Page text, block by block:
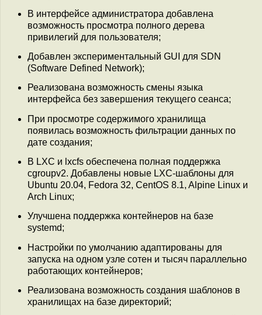
В интерфейсе администратора добавлена
возможность просмотра полного дерева
привилегий для пользователя;
Добавлен экспериментальный GUI для SDN
(Software Defined Network);
Реализована возможность смены языка
интерфейса без завершения текущего сеанса;
При просмотре содержимого хранилища
появилась возможность фильтрации данных по
дате создания;
В LXC и lxcfs обеспечена полная поддержка
cgroupv2. Добавлены новые LXC-шаблоны для
Ubuntu 20.04, Fedora 32, CentOS 8.1, Alpine Linux и
Arch Linux;
Улучшена поддержка контейнеров на базе
systemd;
Настройки по умолчанию адаптированы для
запуска на одном узле сотен и тысяч параллельно
работающих контейнеров;
Реализована возможность создания шаблонов в
хранилищах на базе директорий;